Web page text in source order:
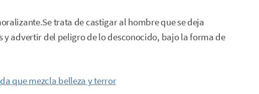
trata de castigar al hombre que se deja
y advertir del peligro de lo desconocido, bajo la forma de
que mezcla belleza y terror